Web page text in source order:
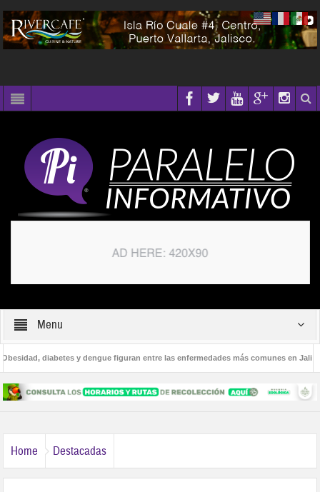
Menu
diabetes y dengue figuran entre las enfermedades más comunes en Jalisco
las adicciones en Puerto Vallarta
Home Destacadas